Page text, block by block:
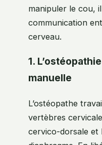
manipuler le cou,
communication
cerveau.
1.
manuelle
L’ostéopathe
vertèbres
cervico-dorsale et